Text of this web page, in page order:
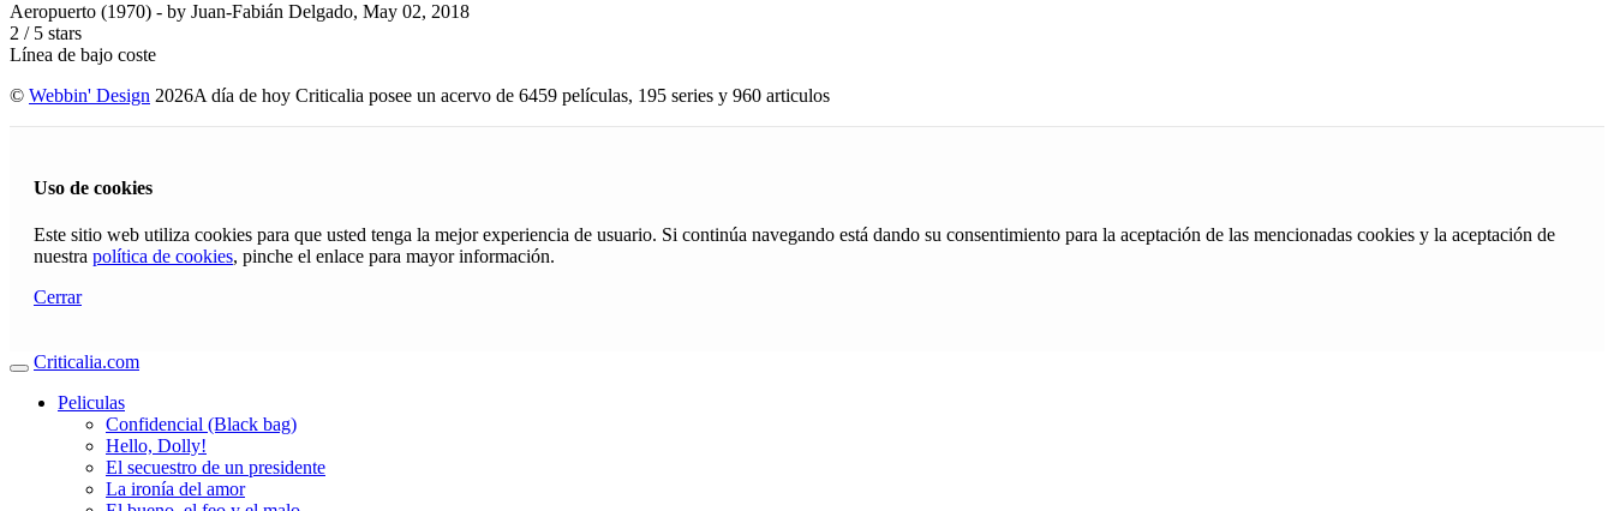
Aeropuerto (1970) - by Juan-Fabián Delgado, May 02, 2018
2 / 5 stars
Línea de bajo coste
© Webbin' Design 2026A día de hoy Criticalia posee un acervo de 6459 películas, 195 series y 960 articulos
Uso de cookies
Este sitio web utiliza cookies para que usted tenga la mejor experiencia de usuario. Si continúa navegando está dando su consentimiento para la aceptación de las mencionadas cookies y la aceptación de
nuestra política de cookies, pinche el enlace para mayor información.
Cerrar
Criticalia.com
Peliculas
Confidencial (Black bag)
Hello, Dolly!
El secuestro de un presidente
La ironía del amor